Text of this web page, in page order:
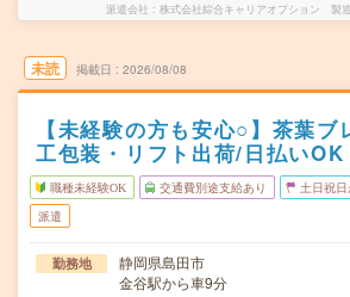
派遣会社 株式会社綜合キャリアオプション 製造
未読 掲載日 2026/08/08
【未経験の方も安心○】茶葉ブ
工包装・リフト出荷/日払いOK
職種未経験OK 交通費別途支給あり 土日祝
派遣
勤務地
静岡県島田市
金谷駅から車9分